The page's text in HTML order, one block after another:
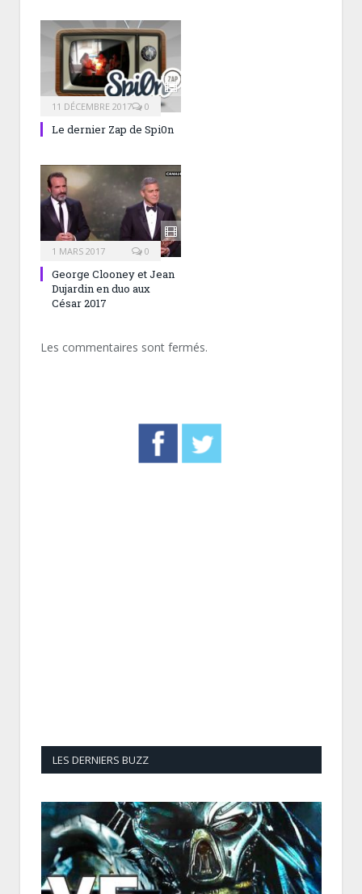
11 DÉCEMBRE 2017 0
Le dernier Zap de Spi0n
1 MARS 2017 0
George Clooney et Jean
Dujardin en duo aux
César 2017
Les commentaires sont fermés.
LES DERNIERS BUZZ